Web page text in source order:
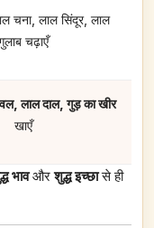
चना, लाल सिंदूर, लाल
चढ़ाएँ
लाल दाल, गुड़ का खीर
खाएँ
भावऔरशुद्ध इच्छासे ही